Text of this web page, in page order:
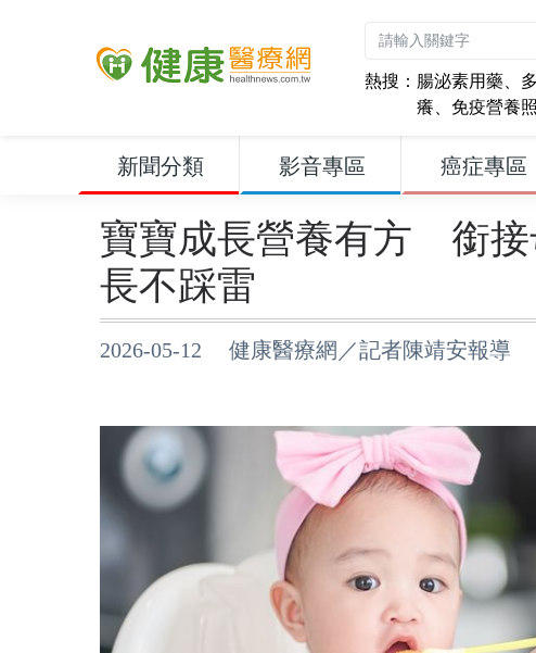
熱搜： 腸泌素用藥、
癢、 免疫營養
新聞分類 影音專區 癌症專區
寶寶成長營養有方 銜接
長不踩雷
2026-05-12 健康醫療網／記者陳靖安報導